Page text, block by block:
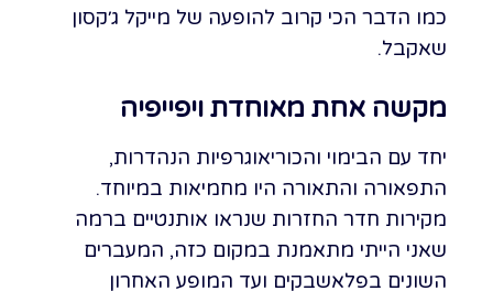
כמו הדבר הכי קרוב להופעה של מייקל ג׳קסון
שאקבל.
מקשה אחת מאוחדת ויפייפיה
יחד עם הבימוי והכוריאוגרפיות הנהדרות,
התפאורה והתאורה היו מחמיאות במיוחד.
מקירות חדר החזרות שנראו אותנטיים ברמה
שאני הייתי מתאמנת במקום כזה, המעברים
השונים בפלאשבקים ועד המופע האחרון